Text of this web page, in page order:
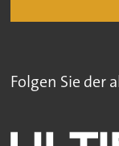
Folgen Sie der